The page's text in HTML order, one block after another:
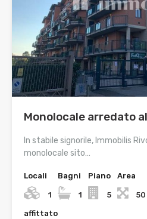
Monolocale arredato
In stabile signorile, Immobilis
monolocale sito…
Locali
1
Bagni
1
Piano
5
Area
50
affittato